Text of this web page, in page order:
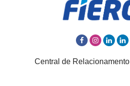
Central de Relacionamento